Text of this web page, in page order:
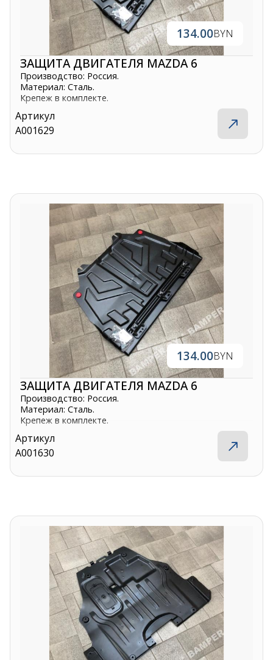
134.00BYN
ЗАЩИТА ДВИГАТЕЛЯ MAZDA 6
Производство: Россия.
Материал: Сталь.
Крепеж в комплекте.
Артикул
A001629
134.00BYN
ЗАЩИТА ДВИГАТЕЛЯ MAZDA 6
Производство: Россия.
Материал: Сталь.
Крепеж в комплекте.
Артикул
A001630